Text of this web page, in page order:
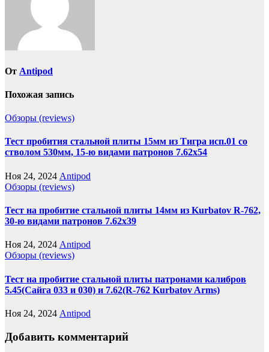
От Antipod
Похожая запись
Обзоры (reviews)
Тест пробития стальной плиты 15мм из Тигра исп.01 со
стволом 530мм, 15-ю видами патронов 7.62х54
Ноя 24, 2024 Antipod
Обзоры (reviews)
Тест на пробитие стальной плиты 14мм из Kurbatov R-762,
30-ю видами патронов 7.62х39
Ноя 24, 2024 Antipod
Обзоры (reviews)
Тест на пробитие стальной плиты патронами калибров
5.45(Сайга 033 и 030) и 7.62(R-762 Kurbatov Arms)
Ноя 24, 2024 Antipod
Добавить комментарий